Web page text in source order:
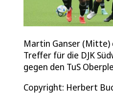
Martin Ganser (Mitte)
Treffer für die DJK
gegen den TuS
Copyright: Herbert